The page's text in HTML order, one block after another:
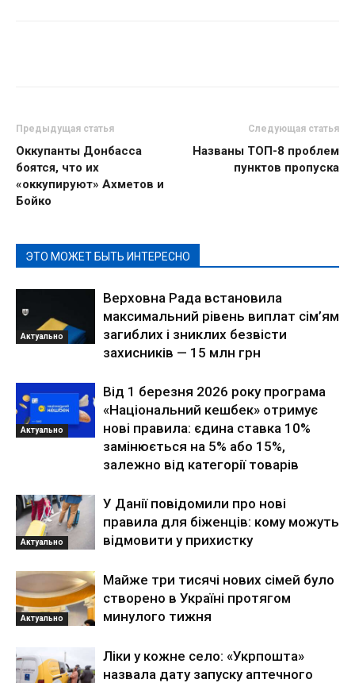
Предыдущая статья
Оккупанты Донбасса
боятся, что их
«оккупируют» Ахметов и
Бойко
Следующая статья
Названы ТОП-8 проблем
пунктов пропуска
ЭТО МОЖЕТ БЫТЬ ИНТЕРЕСНО
Актуально
Верховна Рада встановила
максимальний рівень виплат сім’ям
загиблих і зниклих безвісти
захисників — 15 млн грн
Актуально
Від 1 березня 2026 року програма
«Національний кешбек» отримує
нові правила: єдина ставка 10%
замінюється на 5% або 15%,
залежно від категорії товарів
Актуально
У Данії повідомили про нові
правила для біженців: кому можуть
відмовити у прихистку
Актуально
Майже три тисячі нових сімей було
створено в Україні протягом
минулого тижня
Ліки у кожне село: «Укрпошта»
назвала дату запуску аптечного